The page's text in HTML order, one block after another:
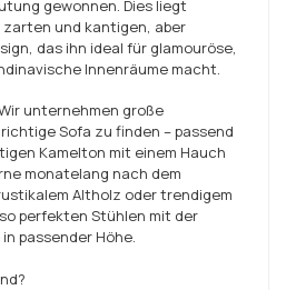
gewonnen. Dies liegt
zarten und kantigen, aber
das ihn ideal für glamouröse,
Innenräume macht.
unternehmen große
Sofa zu finden – passend
Kamelton mit einem Hauch
monatelang nach dem
Altholz oder trendigem
perfekten Stühlen mit der
passender Höhe.